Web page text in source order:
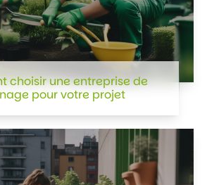
choisir une entreprise de
pour votre projet